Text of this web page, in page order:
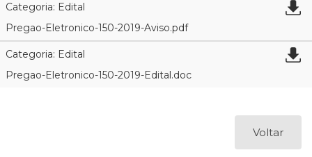
Categoria: Edital
Pregao-Eletronico-150-2019-Aviso.pdf
Categoria: Edital
Pregao-Eletronico-150-2019-Edital.doc
Voltar